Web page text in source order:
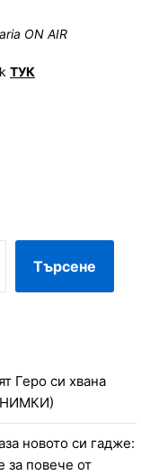
ON AIR
ТУК
Търсене
Геро си хвана
новото си гадже:
повече от